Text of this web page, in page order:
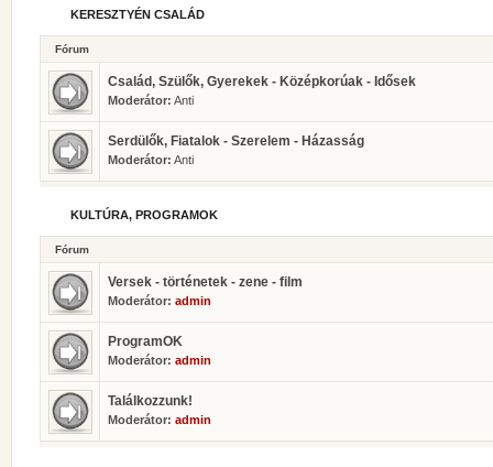
KERESZTYÉN CSALÁD
Fórum
Család, Szülők, Gyerekek - Középkorúak - Idősek
Moderátor: Anti
Serdülők, Fiatalok - Szerelem - Házasság
Moderátor: Anti
KULTÚRA, PROGRAMOK
Fórum
Versek - történetek - zene - film
Moderátor: admin
ProgramOK
Moderátor: admin
Találkozzunk!
Moderátor: admin